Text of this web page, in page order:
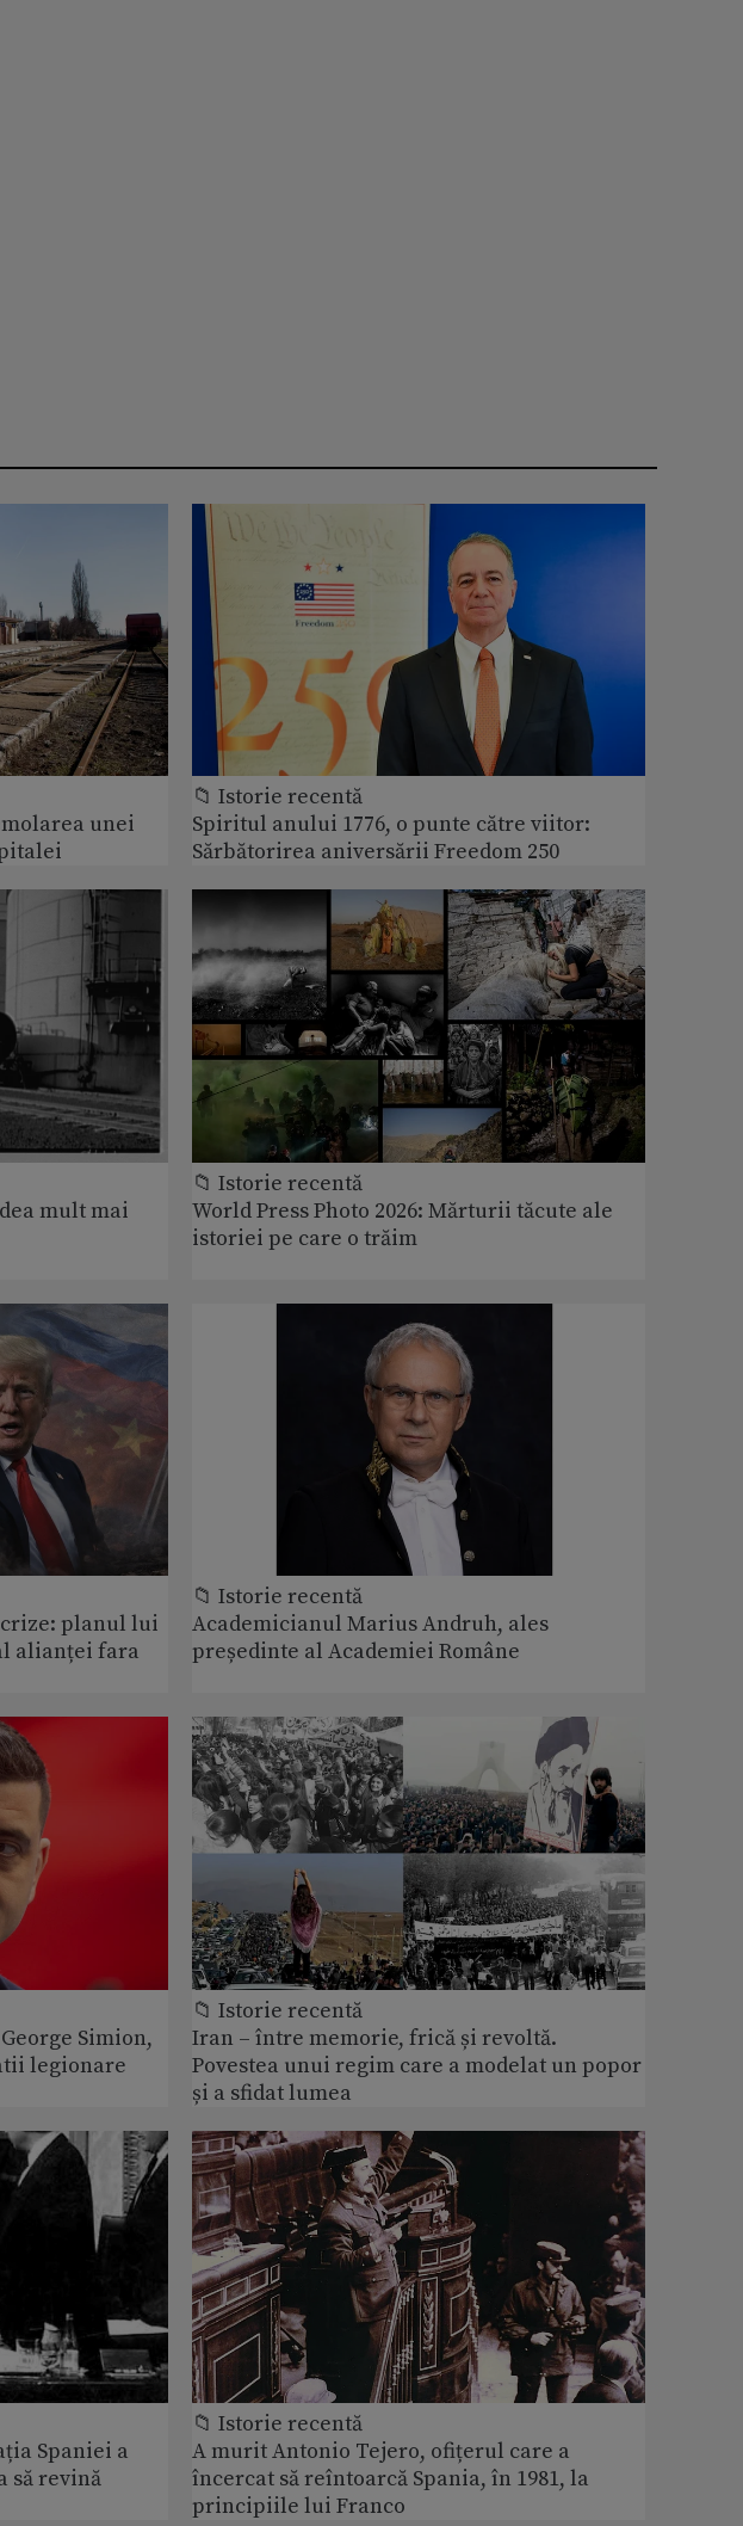
unei
📁 Istorie recentă
Spiritul anului 1776, o punte către viitor:
Sărbătorirea aniversării Freedom 250
mult mai
📁 Istorie recentă
World Press Photo 2026: Mărturii tăcute ale
istoriei pe care o trăim
planul lui
alianței fara
📁 Istorie recentă
Academicianul Marius Andruh, ales
președinte al Academiei Române
Simion,
legionare
📁 Istorie recentă
Iran – între memorie, frică și revoltă.
Povestea unui regim care a modelat un popor
și a sfidat lumea
Spaniei a
să revină
📁 Istorie recentă
A murit Antonio Tejero, ofițerul care a
încercat să reîntoarcă Spania, în 1981, la
principiile lui Franco